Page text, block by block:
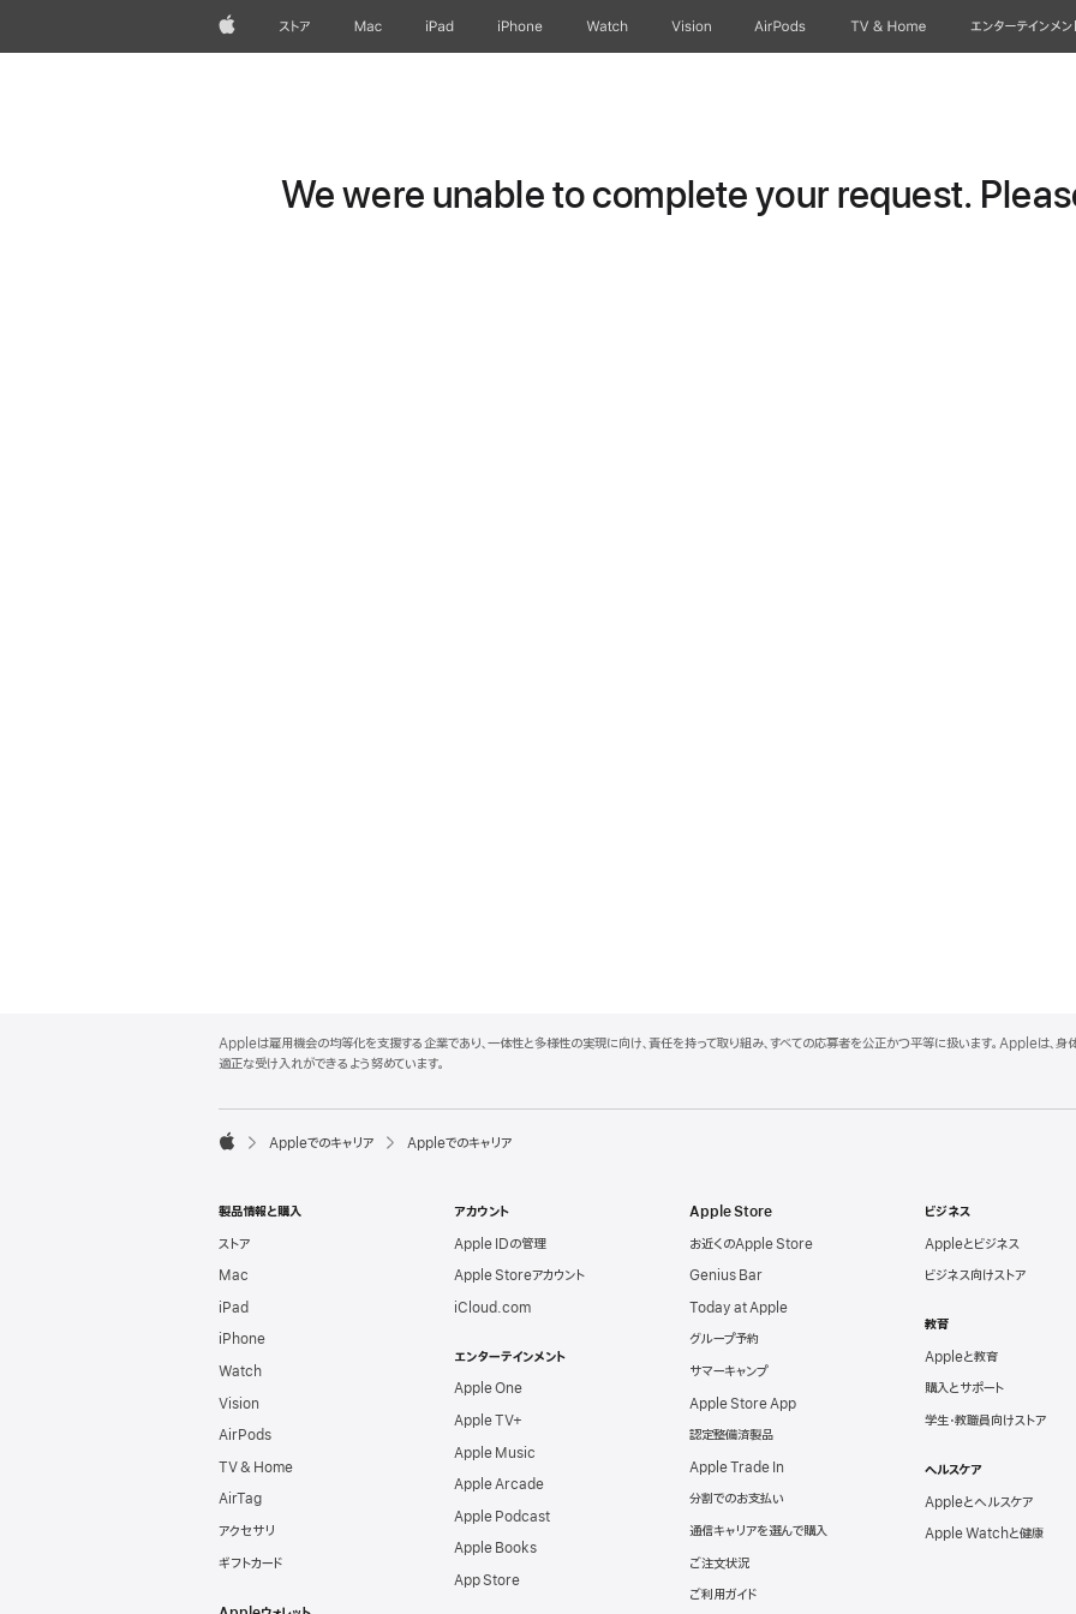
Appleストア Mac iPad iPhone Watch Vision AirPods TV & Home エンターテインメン
We were unable to complete your request.
p
p
e
o
e
Appleは雇用機会の均等化を支援する企業であり、一体性と多様性の実現に向け、責任を持って取り組み、すべての応募者を公正かつ平等に扱います。Appleは、身
適正な受け入れができるよう努めています。

p
l
e
Appleでのキャリア Appleでのキャリア
製品情報と購入
ストア
Mac
iPad
iPhone
Watch
Vision
AirPods
TV & Home
AirTag
アクセサリ
ギフトカード
アカウント
Apple IDの管理
Apple Storeアカウント
iCloud.com
エンターテインメント
Apple One
Apple TV+
Apple Music
Apple Arcade
Apple Podcast
Apple Books
App Store
Apple Store
お近くのApple Store
Genius Bar
Today at Apple
グループ予約
サマーキャンプ
Apple Store App
認定整備済製品
Apple Trade In
分割でのお支払い
通信キャリアを選んで購入
ご注文状況
ご利用ガイド
ビジネス
Appleとビジネス
ビジネス向けストア
教育
Appleと教育
購入とサポート
学生・教職員向けストア
ヘルスケア
Appleとヘルスケア
Apple Watchと健康